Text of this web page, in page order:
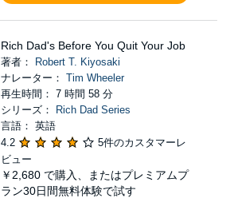
Rich Dad's Before You Quit Your Job
著者：
Robert T. Kiyosaki
ナレーター： Tim Wheeler
再生時間： 7 時間 58 分
シリーズ：
Rich Dad Series
言語： 英語
4.2
5件のカスタマーレ
ビュー
￥2,680 で購入、またはプレミアムプ
ラン30日間無料体験で試す